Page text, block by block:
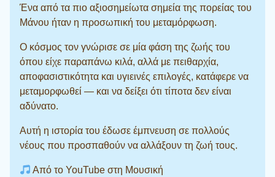
Ένα από τα πιο αξιοσημείωτα σημεία της πορείας του
Μάνου ήταν η προσωπική του μεταμόρφωση.
Ο κόσμος τον γνώρισε σε μία φάση της ζωής του
όπου είχε παραπάνω κιλά, αλλά με πειθαρχία,
αποφασιστικότητα και υγιεινές επιλογές, κατάφερε να
μεταμορφωθεί — και να δείξει ότι τίποτα δεν είναι
αδύνατο.
Αυτή η ιστορία του έδωσε έμπνευση σε πολλούς
νέους που προσπαθούν να αλλάξουν τη ζωή τους.
Από το YouTube στη Μουσική